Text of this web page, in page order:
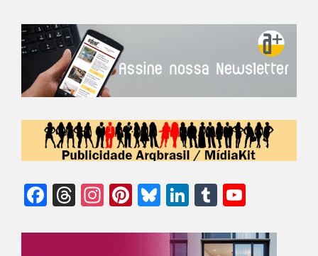
Facebook
Threads
Instagram
Pinterest
Bluesky
LinkedIn
Tumblr